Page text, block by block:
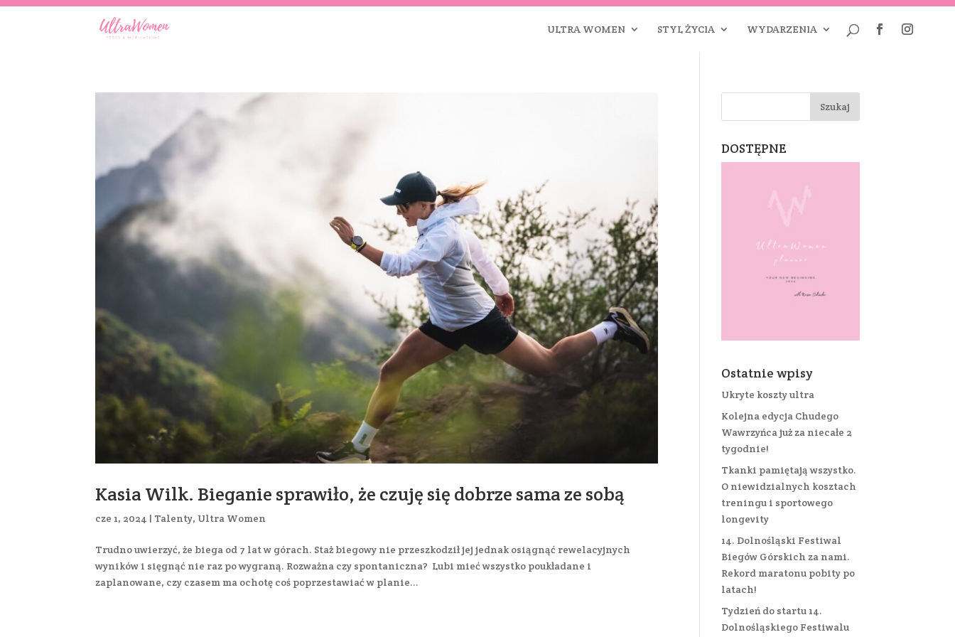
ULTRA WOMEN STYL ŻYCIA WYDARZENIA
Kasia Wilk. Bieganie sprawiło, że czuję się dobrze sama ze sobą
cze 1, 2024 | Talenty, Ultra Women
Trudno uwierzyć, że biega od 7 lat w górach. Staż biegowy nie przeszkodził jej jednak osiągnąć rewelacyjnych
wyników i sięgnąć nie raz po wygraną. Rozważna czy spontaniczna? Lubi mieć wszystko poukładane i
zaplanowane, czy czasem ma ochotę coś poprzestawiać w planie...
DOSTĘPNE
Ostatnie wpisy
Ukryte koszty ultra
Kolejna edycja Chudego
Wawrzyńca już za niecałe 2
tygodnie!
Tkanki pamiętają wszystko.
O niewidzialnych kosztach
treningu i sportowego
longevity
14. Dolnośląski Festiwal
Biegów Górskich za nami.
Rekord maratonu pobity po
latach!
Tydzień do startu 14.
Dolnośląskiego Festiwalu